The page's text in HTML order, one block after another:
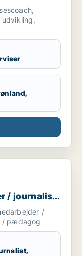
udvikling,
/
/ journalist
pædagog
/
/ pædagog